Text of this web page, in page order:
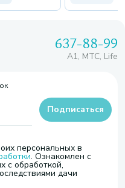
637-88-99
A1, МТС, Life
персональных в
. Ознакомлен с
с обработкой,
дачи
Подписаться